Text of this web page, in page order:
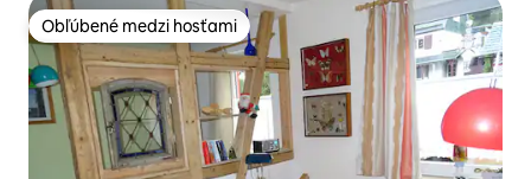
Obľúbené medzi hosťami
Obľúbené medzi hosťami